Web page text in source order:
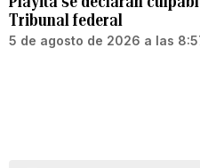
Tribunal federal
5 de agosto de 2026 a las